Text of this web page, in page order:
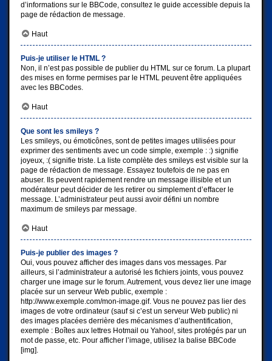
d’informations sur le BBCode, consultez le guide accessible depuis la
page de rédaction de message.
Haut
Puis-je utiliser le HTML ?
Non, il n’est pas possible de publier du HTML sur ce forum. La plupart
des mises en forme permises par le HTML peuvent être appliquées
avec les BBCodes.
Haut
Que sont les smileys ?
Les smileys, ou émoticônes, sont de petites images utilisées pour
exprimer des sentiments avec un code simple, exemple : :) signifie
joyeux, :( signifie triste. La liste complète des smileys est visible sur la
page de rédaction de message. Essayez toutefois de ne pas en
abuser. Ils peuvent rapidement rendre un message illisible et un
modérateur peut décider de les retirer ou simplement d’effacer le
message. L’administrateur peut aussi avoir défini un nombre
maximum de smileys par message.
Haut
Puis-je publier des images ?
Oui, vous pouvez afficher des images dans vos messages. Par
ailleurs, si l’administrateur a autorisé les fichiers joints, vous pouvez
charger une image sur le forum. Autrement, vous devez lier une image
placée sur un serveur Web public, exemple :
http://www.exemple.com/mon-image.gif. Vous ne pouvez pas lier des
images de votre ordinateur (sauf si c’est un serveur Web public) ni
des images placées derrière des mécanismes d’authentification,
exemple : Boîtes aux lettres Hotmail ou Yahoo!, sites protégés par un
mot de passe, etc. Pour afficher l’image, utilisez la balise BBCode
[img].